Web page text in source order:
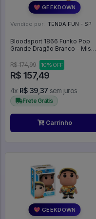
💖 GEEKDOWN
Vendido por: TENDA FUN - SP
Bloodsport 1866 Funko Pop
Grande Dragão Branco - Miss
Children - #1866 - Funko Pop -
R$ 174,99 10% OFF
R$ 157,49
4x R$ 39,37 sem juros
Frete Grátis
Carrinho
💖 GEEKDOWN